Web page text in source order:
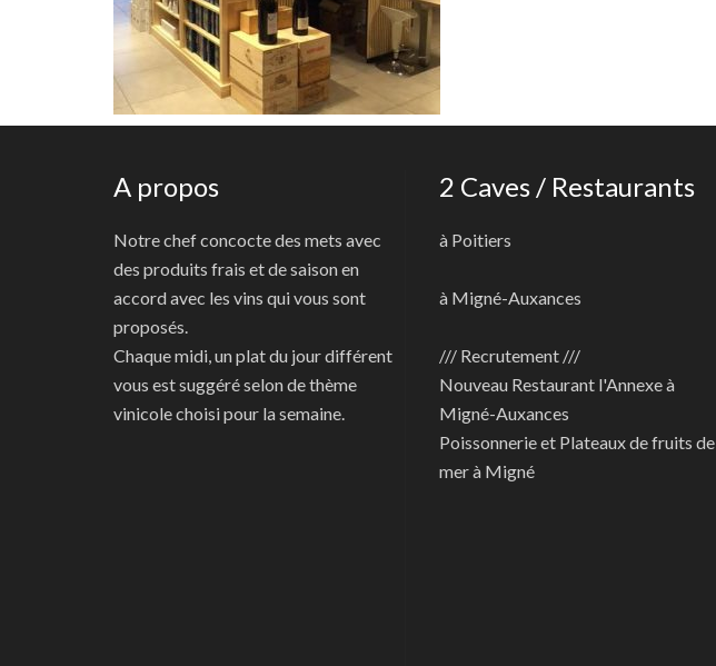
A propos
Notre chef concocte des mets avec
des produits frais et de saison en
accord avec les vins qui vous sont
proposés.
Chaque midi, un plat du jour différent
vous est suggéré selon de thème
vinicole choisi pour la semaine.
2 Caves / Restaurants
à Poitiers
à Migné-Auxances
/// Recrutement ///
Nouveau Restaurant l'Annexe à
Migné-Auxances
Poissonnerie et Plateaux de fruits de
mer à Migné